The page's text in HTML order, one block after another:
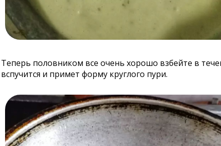
Теперь половником все очень хорошо взбейте в
вспучится и примет форму круглого пури.